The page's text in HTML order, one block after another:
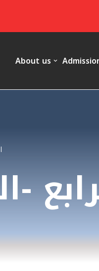
About us
-